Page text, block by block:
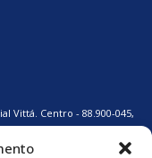
Vittá. Centro - 88.900-045,